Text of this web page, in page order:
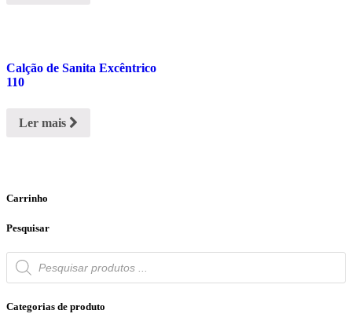
Calção de Sanita Excêntrico
110
Ler mais
Carrinho
Pesquisar
Products
search
Categorias de produto